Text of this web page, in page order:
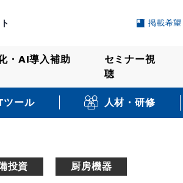
掲載希望
・AI導入補助
セミナー視
聴
ツール 人材・研修
投資 厨房機器